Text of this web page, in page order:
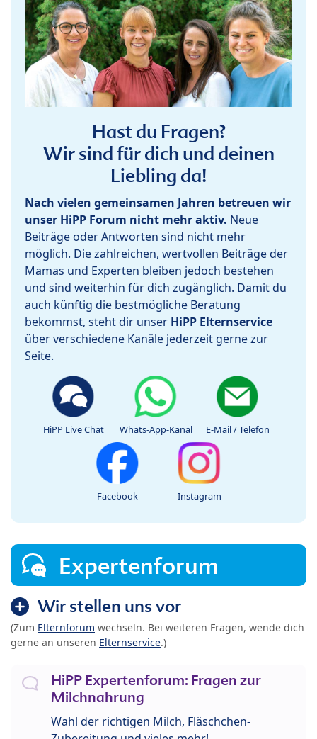
Hast du Fragen?
Wir sind für dich und deinen
Liebling da!
Nach vielen gemeinsamen Jahren betreuen wir
unser HiPP Forum nicht mehr aktiv. Neue
Beiträge oder Antworten sind nicht mehr
möglich. Die zahlreichen, wertvollen Beiträge der
Mamas und Experten bleiben jedoch bestehen
und sind weiterhin für dich zugänglich. Damit du
auch künftig die bestmögliche Beratung
bekommst, steht dir unser HiPP Elternservice
über verschiedene Kanäle jederzeit gerne zur
Seite.
HiPP Live Chat Whats-App-Kanal E-Mail / Telefon
Facebook Instagram
Expertenforum
Wir stellen uns vor
(Zum Elternforum wechseln. Bei weiteren Fragen, wende dich
gerne an unseren Elternservice.)
HiPP Expertenforum: Fragen zur
Milchnahrung
Wahl der richtigen Milch, Fläschchen-